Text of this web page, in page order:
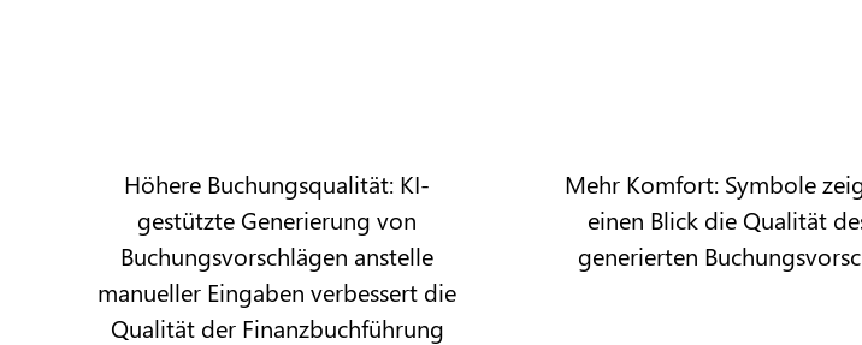
Höhere Buchungsqualität: KI-
gestützte Generierung von
Buchungsvorschlägen anstelle
manueller Eingaben verbessert die
Qualität der Finanzbuchführung
Mehr Komfort: Symbole
einen Blick die Qualität
generierten